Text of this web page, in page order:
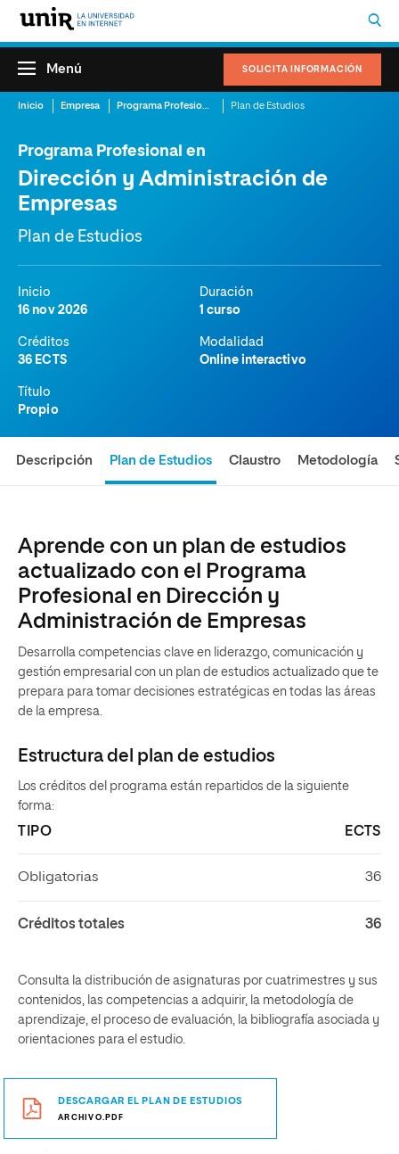
SOLICITA INFORMACIÓN
Menú
Inicio Empresa Programa Profesional en Dirección y Administración de Empresas Plan de Estudios
Programa Profesional en
Dirección y Administración de
Empresas
Plan de Estudios
Inicio
16 nov 2026
Duración
1 curso
Créditos
36 ECTS
Modalidad
Online interactivo
Título
Propio
Descripción Plan de Estudios Claustro Metodología
Aprende con un plan de estudios
actualizado con el Programa
Profesional en Dirección y
Administración de Empresas
Desarrolla competencias clave en liderazgo, comunicación y
gestión empresarial con un plan de estudios actualizado que te
prepara para tomar decisiones estratégicas en todas las áreas
de la empresa.
Estructura del plan de estudios
Los créditos del programa están repartidos de la siguiente
forma:
TIPO ECTS
Obligatorias 36
Créditos totales 36
Consulta la distribución de asignaturas por cuatrimestres y sus
contenidos, las competencias a adquirir, la metodología de
aprendizaje, el proceso de evaluación, la bibliografía asociada y
orientaciones para el estudio.
DESCARGAR EL PLAN DE ESTUDIOS
ARCHIVO.PDF